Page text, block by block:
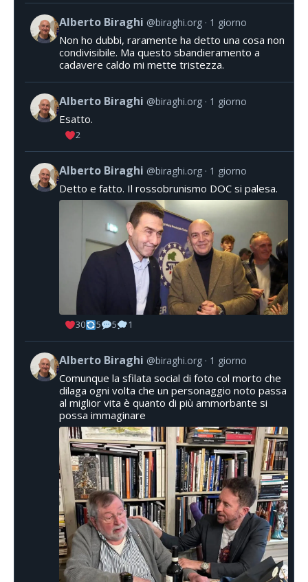
Alberto Biraghi @biraghi.org 1 giorno
Non ho dubbi, raramente ha detto una cosa non
condivisibile. Ma questo sbandieramento a
cadavere caldo mi mette tristezza.
Alberto Biraghi @biraghi.org 1 giorno
Esatto.
2
Alberto Biraghi @biraghi.org 1 giorno
Detto e fatto. Il rossobrunismo DOC si palesa.
30 5 5 1
Alberto Biraghi @biraghi.org 1 giorno
Comunque la sfilata social di foto col morto che
dilaga ogni volta che un personaggio noto passa
al miglior vita è quanto di più ammorbante si
possa immaginare